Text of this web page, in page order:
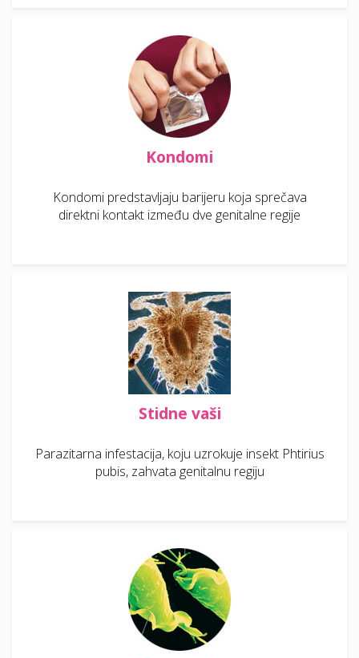
Kondomi
Kondomi predstavljaju barijeru koja sprečava
direktni kontakt između dve genitalne regije
Stidne vaši
Parazitarna infestacija, koju uzrokuje insekt Phtirius
pubis, zahvata genitalnu regiju